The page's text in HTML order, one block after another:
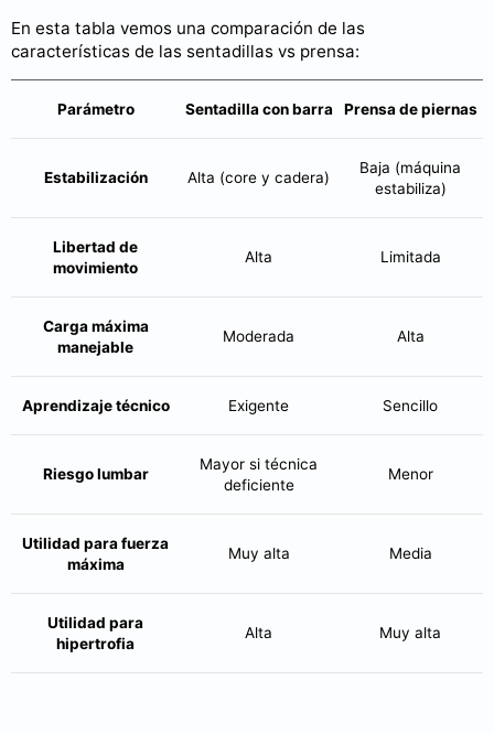
En esta tabla vemos una comparación de las
características de las sentadillas vs prensa:
Parámetro Sentadilla con barra Prensa de piernas
Estabilización Alta (core y cadera)
Baja (máquina
estabiliza)
Libertad de
movimiento
Alta Limitada
Carga máxima
manejable
Moderada Alta
Aprendizaje técnico Exigente Sencillo
Riesgo lumbar
Mayor si técnica
deficiente
Menor
Utilidad para fuerza
máxima
Muy alta Media
Utilidad para
hipertrofia
Alta Muy alta